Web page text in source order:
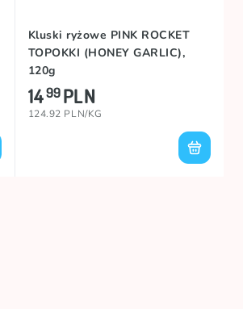
Kluski ryżowe PINK ROCKET
TOPOKKI (HONEY GARLIC),
120g
1499PLN
124.92 PLN/KG